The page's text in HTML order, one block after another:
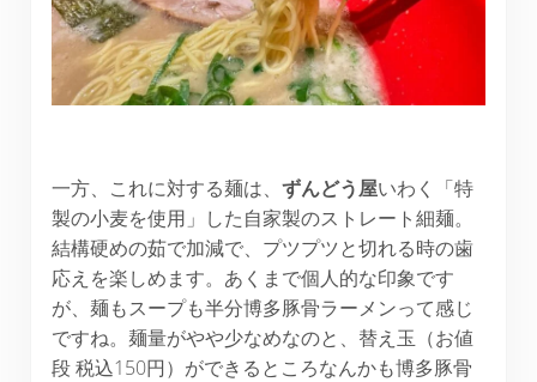
一方、これに対する麺は、 ずんどう屋いわく「特
製の小麦を使用」した自家製のストレート細麺。
結構硬めの茹で加減で、プツプツと切れる時の歯
応えを楽しめます。あくまで個人的な印象です
が、麺もスープも半分博多豚骨ラーメンって感じ
ですね。麺量がやや少なめなのと、替え玉（お値
段 税込150円）ができるところなんかも博多豚骨